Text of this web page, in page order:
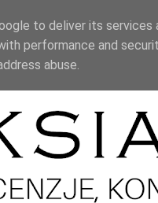
to deliver its
performance and
abuse.